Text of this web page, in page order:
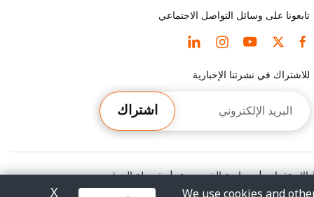
تابعونا على وسائل التواصل الاجتماعي
للاشتراك في نشرتنا الإخبارية
الإلكتروني
اشتراك
| سياسة الخصوصية | خريطة الموقع